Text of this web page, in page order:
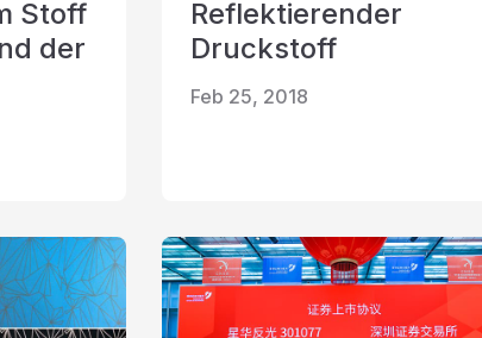
Stoff
Stoff
der
Reflektierender
Druckstoff
Feb 25, 2018